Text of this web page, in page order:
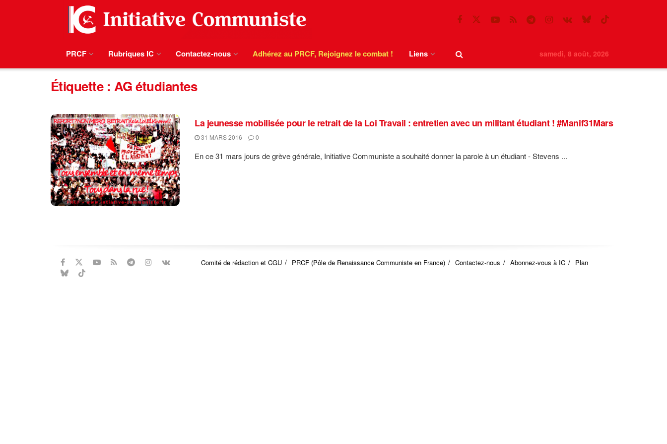
PRCF Rubriques IC Contactez-nous Adhérez au PRCF, Rejoignez le combat ! Liens samedi, 8 août, 2026
Étiquette : AG étudiantes
La jeunesse mobilisée pour le retrait de la Loi Travail : entretien avec un militant étudiant ! #Manif31Mars
31 MARS 2016 0
En ce 31 mars jours de grève générale, Initiative Communiste a souhaité donner la parole à un étudiant - Stevens ...
Comité de rédaction et CGU PRCF (Pôle de Renaissance Communiste en France) Contactez-nous Abonnez-vous à IC Plan